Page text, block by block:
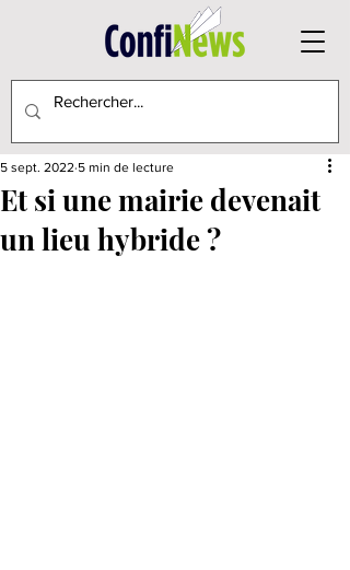
Et si une mairie devenait
un lieu hybride ?
5 sept. 2022 5 min de lecture